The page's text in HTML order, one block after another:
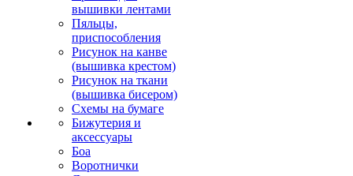
вышивки лентами
Пяльцы,
приспособления
Рисунок на канве
(вышивка крестом)
Рисунок на ткани
(вышивка бисером)
Схемы на бумаге
Бижутерия и
аксессуары
Боа
Воротнички